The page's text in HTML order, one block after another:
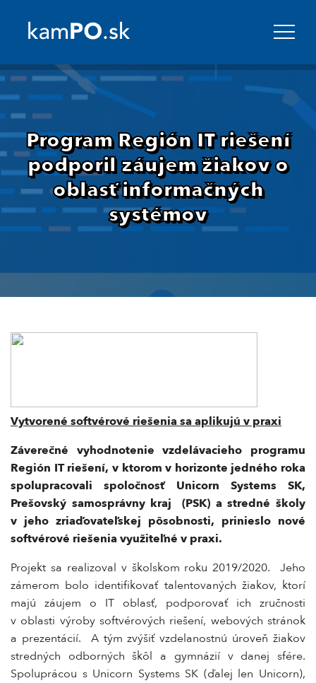
Program Región IT riešení
podporil záujem žiakov o
oblasť informačných
systémov
Vytvorené softvérové riešenia sa aplikujú v praxi
Záverečné vyhodnotenie vzdelávacieho programu
Región IT riešení, v ktorom v horizonte jedného roka
spolupracovali spoločnosť Unicorn Systems SK,
Prešovský samosprávny kraj (PSK) a stredné školy
v jeho zriaďovateľskej pôsobnosti, prinieslo nové
softvérové riešenia využiteľné v praxi.
Projekt sa realizoval v školskom roku 2019/2020. Jeho
zámerom bolo identifikovať talentovaných žiakov, ktorí
majú záujem o IT oblasť, podporovať ich zručnosti
v oblasti výroby softvérových riešení, webových stránok
a prezentácií. A tým zvýšiť vzdelanostnú úroveň žiakov
stredných odborných škôl a gymnázií v danej sfére.
Spoluprácou s Unicorn Systems SK (ďalej len Unicorn),